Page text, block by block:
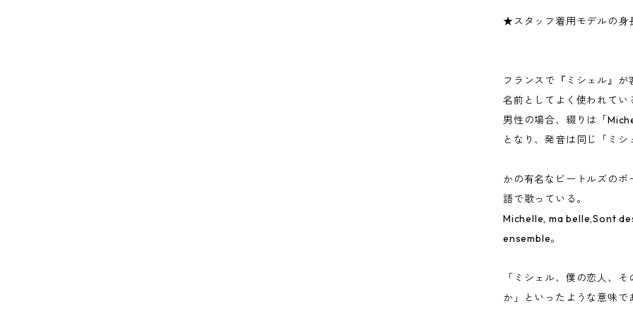
★スタッフ着用モデルの身
フランスで『ミシェル』
名前としてよく使われてい
男性の場合、綴りは「
となり、発音は同じ「ミシ
かの有名なビートルズの
語で歌っている。
Michelle, ma belle,Sont
ensemble。
「ミシェル、僕の恋人、
か」といったような意味で